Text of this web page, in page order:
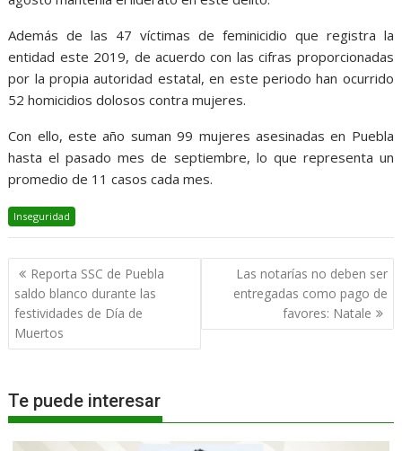
Además de las 47 víctimas de feminicidio que registra la
entidad este 2019, de acuerdo con las cifras proporcionadas
por la propia autoridad estatal, en este periodo han ocurrido
52 homicidios dolosos contra mujeres.
Con ello, este año suman 99 mujeres asesinadas en Puebla
hasta el pasado mes de septiembre, lo que representa un
promedio de 11 casos cada mes.
Inseguridad
Navegación
de
entradas
Reporta SSC de Puebla
saldo blanco durante las
festividades de Día de
Muertos
Las notarías no deben ser
entregadas como pago de
favores: Natale
Te puede interesar